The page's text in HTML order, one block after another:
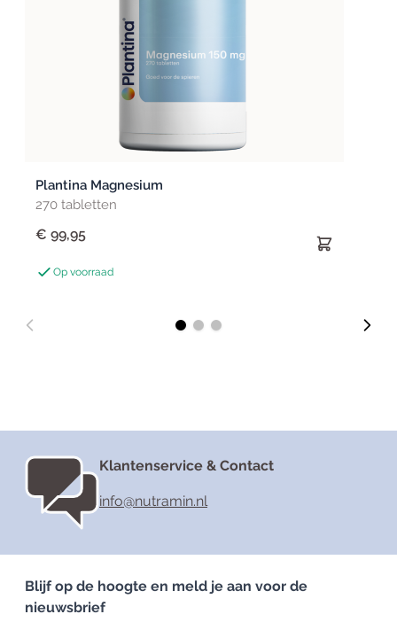
Plantina Magnesium
270 tabletten
€ 99,95
Op voorraad
Klantenservice & Contact
info@nutramin.nl
Blijf op de hoogte en meld je aan voor de
nieuwsbrief